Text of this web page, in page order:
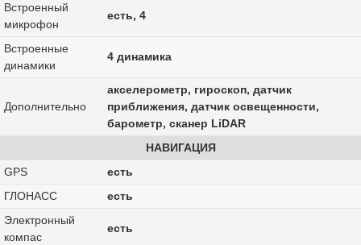
Встроенный
микрофон
есть, 4
Встроенные
динамики
4 динамика
Дополнительно
акселерометр, гироскоп, датчик
приближения, датчик освещенности,
барометр, сканер LiDAR
НАВИГАЦИЯ
GPS
есть
ГЛОНАСС
есть
Электронный
компас
есть